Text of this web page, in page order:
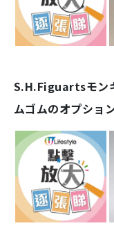
S.H.Figuartsモン
ムゴムのオプショ